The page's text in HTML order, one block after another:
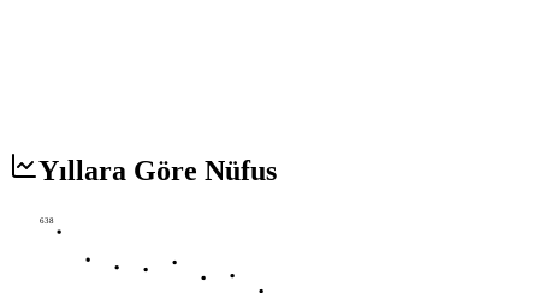
Yıllara Göre Nüfus
638